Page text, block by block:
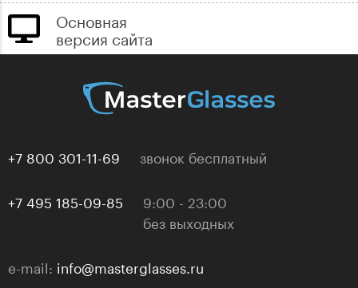
Основная
версия сайта
+7 800 301-11-69 звонок бесплатный
+7 495 185-09-85
9:00 - 23:00
без выходных
e-mail: info@masterglasses.ru